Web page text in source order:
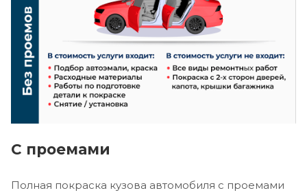
С проемами
Полная покраска кузова автомобиля с проемами